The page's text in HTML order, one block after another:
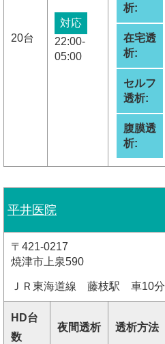
20台
対応
22:00-
05:00
析:
在宅透
析:
セルフ
透析:
腹膜透
析:
平井医院
〒421-0217
焼津市上泉590
ＪＲ東海道線 藤枝駅 車10分
HD台
数
夜間透析 透析方法